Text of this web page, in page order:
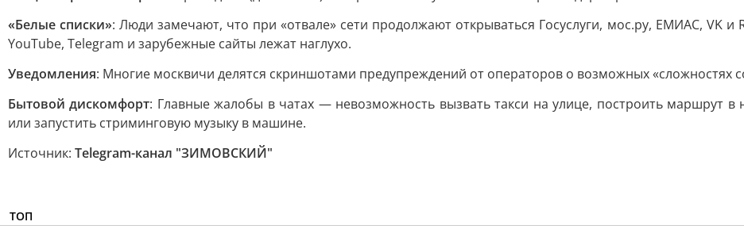
«Белые списки»: Люди замечают, что при «отвале» сети продолжают открываться Госуслуги, мос.ру, ЕМИАС, VK
YouTube, Telegram и зарубежные сайты лежат наглухо.
Уведомления: Многие москвичи делятся скриншотами предупреждений от операторов о возможных «сложностях
Бытовой дискомфорт: Главные жалобы в чатах — невозможность вызвать такси на улице, построить маршрут в
или запустить стриминговую музыку в машине.
Источник: Telegram-канал "ЗИМОВСКИЙ"
ТОП